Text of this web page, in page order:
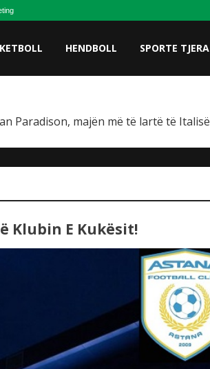
HENDBOLL SPORTE TJERA
Paradison, majën më të lartë të Italisë
Klubin E Kukësit!